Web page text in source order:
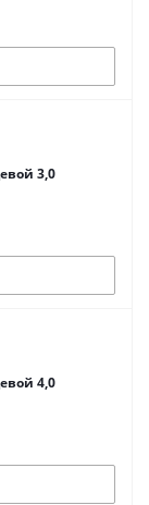
3,0
4,0